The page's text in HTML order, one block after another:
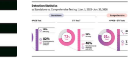
trưởng khách hàng